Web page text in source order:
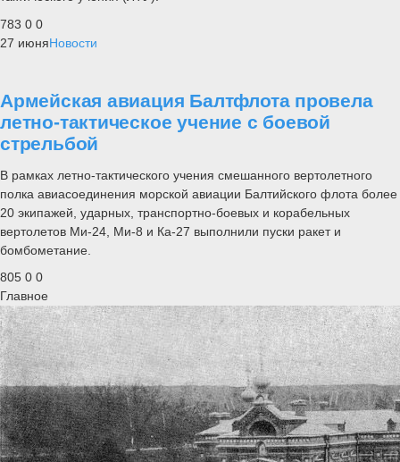
783 0 0
27 июняНовости
Армейская авиация Балтфлота провела
летно-тактическое учение с боевой
стрельбой
В рамках летно-тактического учения смешанного вертолетного
полка авиасоединения морской авиации Балтийского флота более
20 экипажей, ударных, транспортно-боевых и корабельных
вертолетов Ми-24, Ми-8 и Ка-27 выполнили пуски ракет и
бомбометание.
805 0 0
Главное